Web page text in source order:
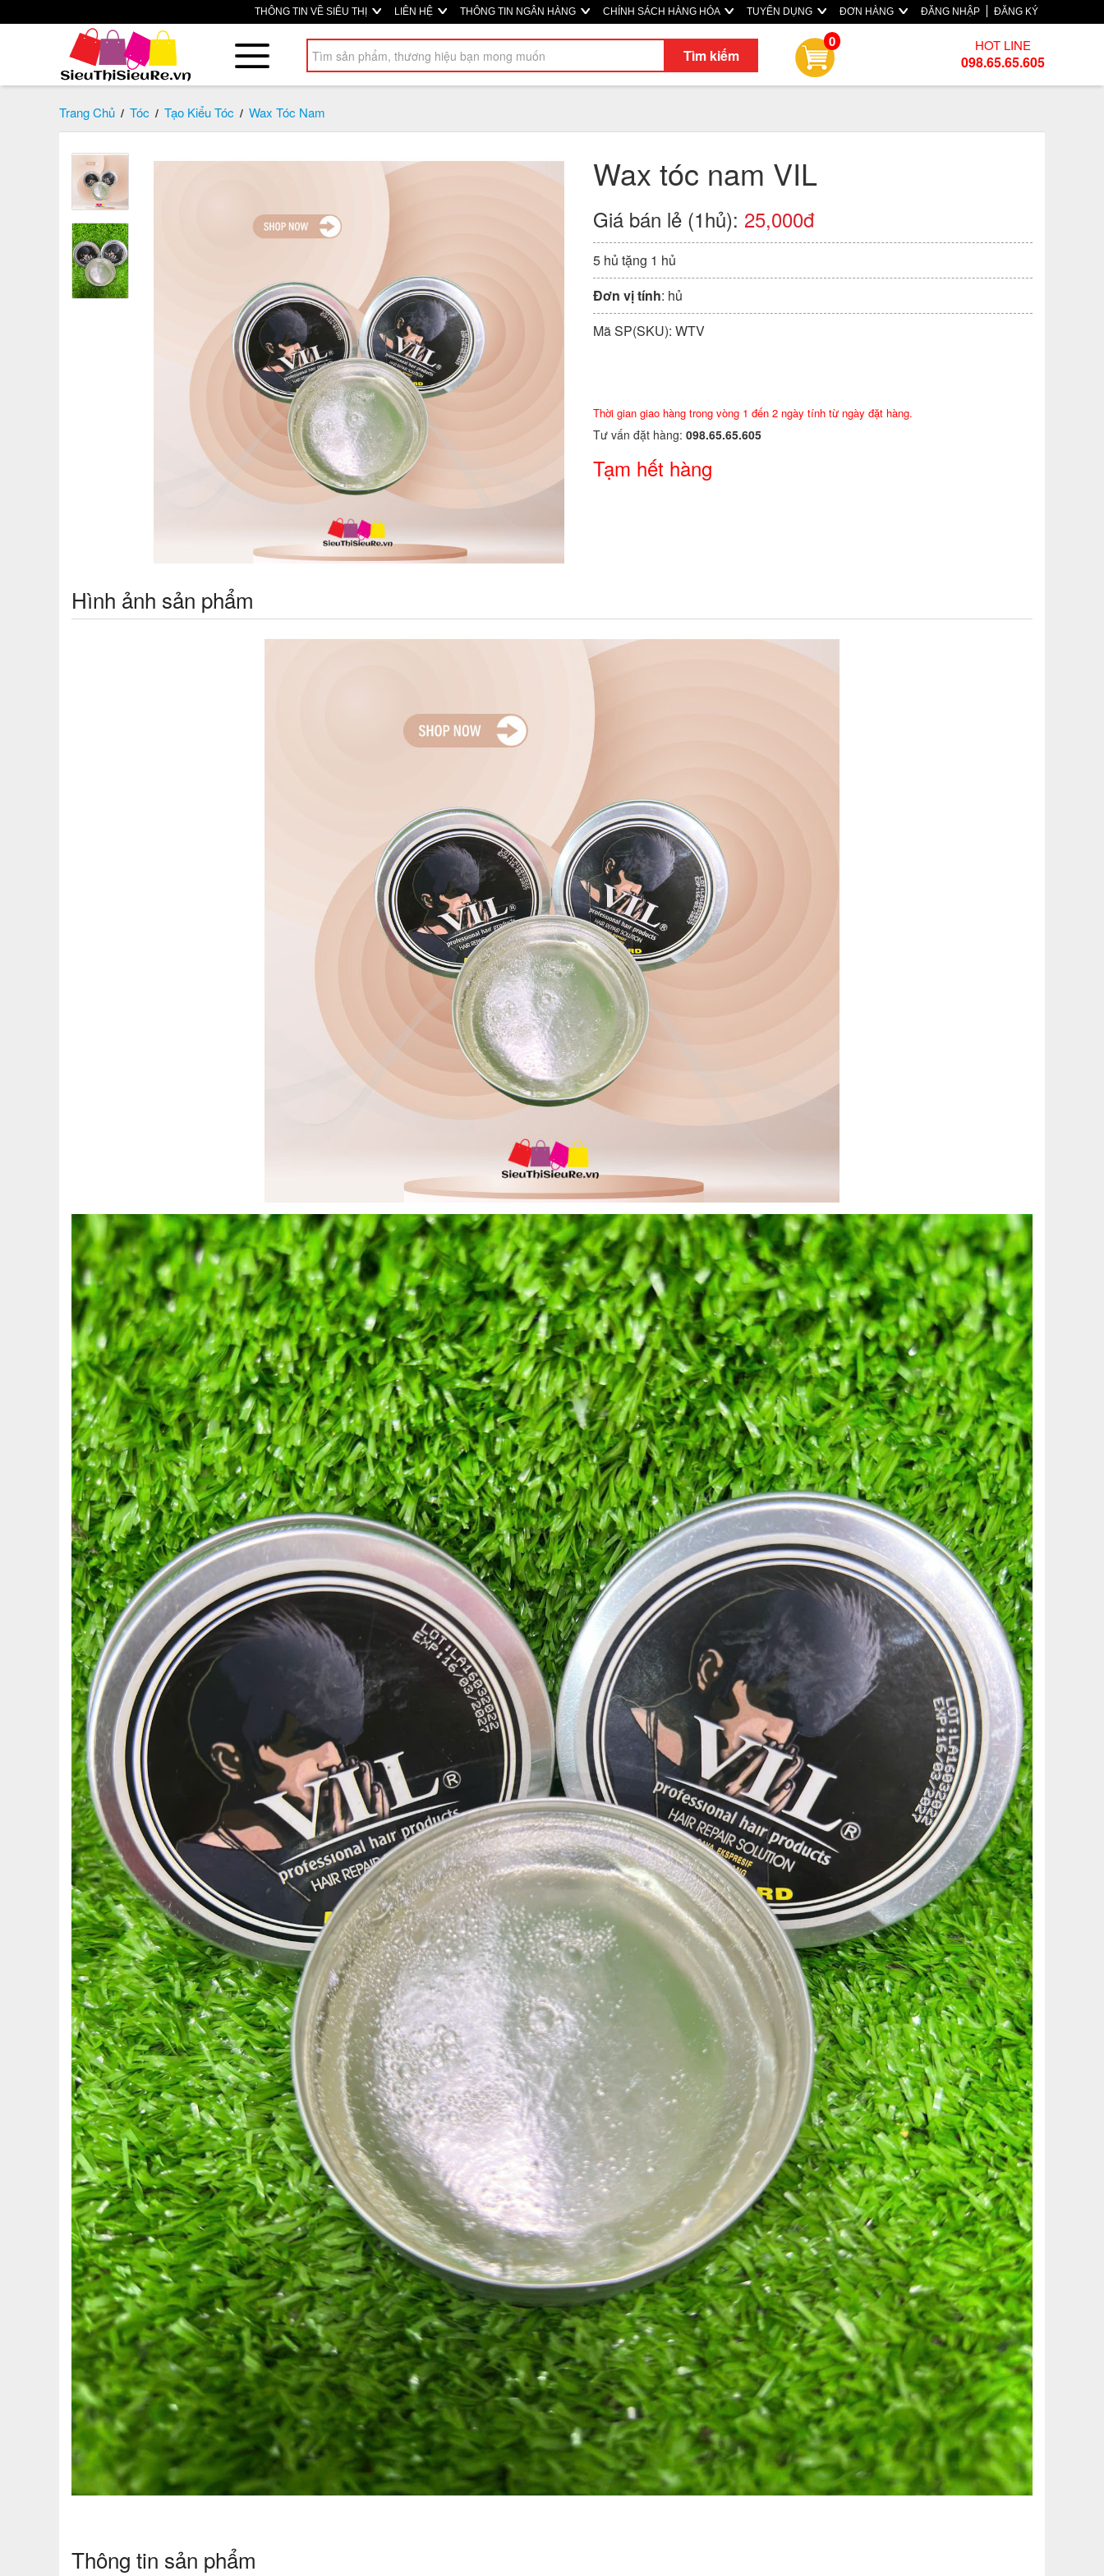
THÔNG TIN VỀ SIÊU THỊ LIÊN HỆ THÔNG TIN NGÂN HÀNG CHÍNH SÁCH HÀNG HÓA TUYỂN DỤNG ĐƠN HÀNG ĐĂNG NHẬP ĐĂNG KÝ
Tìm kiếm
0 HOT LINE
098.65.65.605
Trang Chủ / Tóc / Tạo Kiểu Tóc / Wax Tóc Nam
Wax tóc nam VIL
Giá bán lẻ (1hủ): 25,000đ
5 hủ tặng 1 hủ
Đơn vị tính: hủ
Mã SP(SKU): WTV
Thời gian giao hàng trong vòng 1 đến 2 ngày tính từ ngày đặt hàng.
Tư vấn đặt hàng: 098.65.65.605
Tạm hết hàng
Hình ảnh sản phẩm
Thông tin sản phẩm